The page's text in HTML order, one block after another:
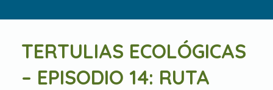
TERTULIAS ECOLÓGICAS
– EPISODIO 14: RUTA